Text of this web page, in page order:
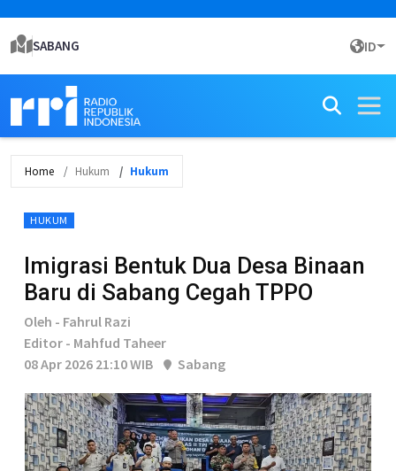
SABANG ID
Home Hukum Hukum
HUKUM
Imigrasi Bentuk Dua Desa Binaan
Baru di Sabang Cegah TPPO
Oleh - Fahrul Razi
Editor - Mahfud Taheer
08 Apr 2026 21:10 WIB
Sabang